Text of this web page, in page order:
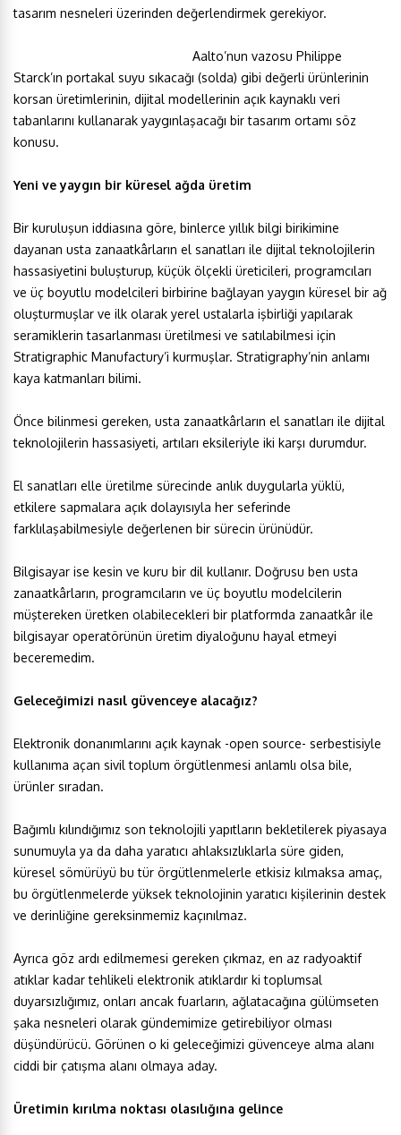
tasarım nesneleri üzerinden değerlendirmek gerekiyor.
Aalto’nun vazosu Philippe
Starck’ın portakal suyu sıkacağı (solda) gibi değerli ürünlerinin
korsan üretimlerinin, dijital modellerinin açık kaynaklı veri
tabanlarını kullanarak yaygınlaşacağı bir tasarım ortamı söz
konusu.
Yeni ve yaygın bir küresel ağda üretim
Bir kuruluşun iddiasına göre, binlerce yıllık bilgi birikimine
dayanan usta zanaatkârların el sanatları ile dijital teknolojilerin
hassasiyetini buluşturup, küçük ölçekli üreticileri, programcıları
ve üç boyutlu modelcileri birbirine bağlayan yaygın küresel bir ağ
oluşturmuşlar ve ilk olarak yerel ustalarla işbirliği yapılarak
seramiklerin tasarlanması üretilmesi ve satılabilmesi için
Stratigraphic Manufactury’i kurmuşlar. Stratigraphy’nin anlamı
kaya katmanları bilimi.
Önce bilinmesi gereken, usta zanaatkârların el sanatları ile dijital
teknolojilerin hassasiyeti, artıları eksileriyle iki karşı durumdur.
El sanatları elle üretilme sürecinde anlık duygularla yüklü,
etkilere sapmalara açık dolayısıyla her seferinde
farklılaşabilmesiyle değerlenen bir sürecin ürünüdür.
Bilgisayar ise kesin ve kuru bir dil kullanır. Doğrusu ben usta
zanaatkârların, programcıların ve üç boyutlu modelcilerin
müştereken üretken olabilecekleri bir platformda zanaatkâr ile
bilgisayar operatörünün üretim diyaloğunu hayal etmeyi
beceremedim.
Geleceğimizi nasıl güvenceye alacağız?
Elektronik donanımlarını açık kaynak -open source- serbestisiyle
kullanıma açan sivil toplum örgütlenmesi anlamlı olsa bile,
ürünler sıradan.
Bağımlı kılındığımız son teknolojili yapıtların bekletilerek piyasaya
sunumuyla ya da daha yaratıcı ahlaksızlıklarla süre giden,
küresel sömürüyü bu tür örgütlenmelerle etkisiz kılmaksa amaç,
bu örgütlenmelerde yüksek teknolojinin yaratıcı kişilerinin destek
ve derinliğine gereksinmemiz kaçınılmaz.
Ayrıca göz ardı edilmemesi gereken çıkmaz, en az radyoaktif
atıklar kadar tehlikeli elektronik atıklardır ki toplumsal
duyarsızlığımız, onları ancak fuarların, ağlatacağına gülümseten
şaka nesneleri olarak gündemimize getirebiliyor olması
düşündürücü. Görünen o ki geleceğimizi güvenceye alma alanı
ciddi bir çatışma alanı olmaya aday.
Üretimin kırılma noktası olasılığına gelince